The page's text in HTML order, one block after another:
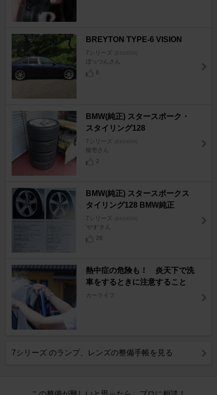
BREYTON TYPE-6 VISION
7シリーズ [E65/E66]
ぼっつんさん
6
BMW(純正) スタースポーク・
スタイリング128
7シリーズ [E65/E66]
槍壱さん
2
BMW(純正) スタースポークス
タイリング128 BMW純正
7シリーズ [E65/E66]
'やす'さん
26
熱中症の危険も！ 炎天下で洗
車をするときに注意すること
カーライフ
7シリーズ のランプ、レンズの整備手帳を見る